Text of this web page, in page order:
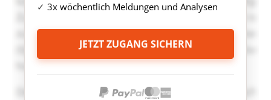
3x wöchentlich Meldungen und Analysen
JETZT ZUGANG SICHERN